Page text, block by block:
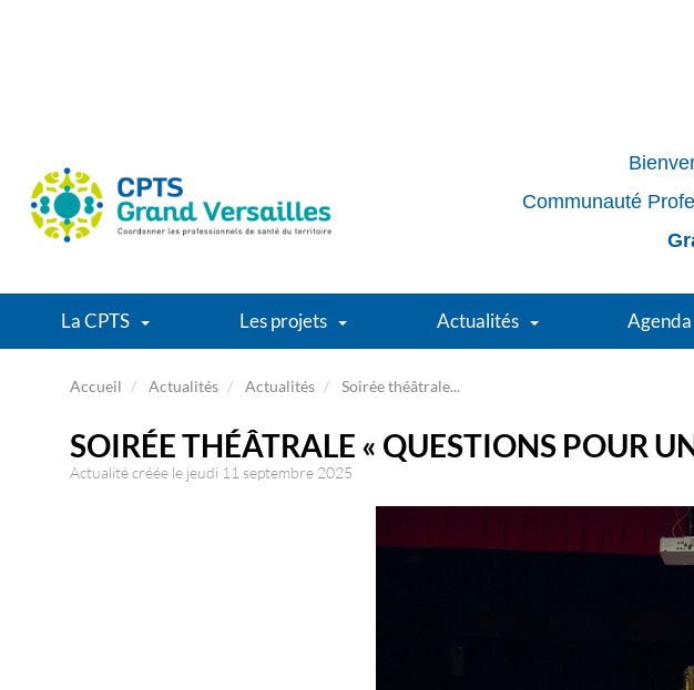
Communauté
La CPTS Les projets Actualités Agenda
Accueil Actualités Actualités Soirée théâtrale...
SOIRÉE THÉÂTRALE « QUESTIONS POUR
Actualité créée le jeudi 11 septembre 2025